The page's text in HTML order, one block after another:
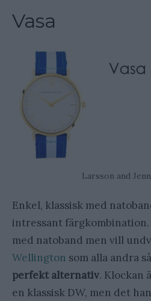
Vasa
Larsson and
Enkel, klassisk med
intressant
med natoband men vill
Wellington som alla andra
perfekt alternativ. Klockan
en klassisk DW, men det